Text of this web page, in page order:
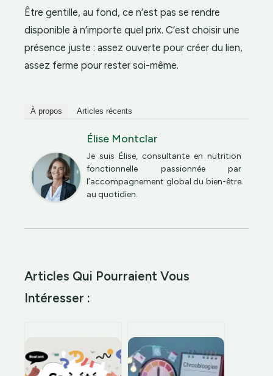
Être gentille, au fond, ce n’est pas se rendre
disponible à n’importe quel prix. C’est choisir une
présence juste : assez ouverte pour créer du lien,
assez ferme pour rester soi-même.
À propos Articles récents
Élise Montclar
Je suis Élise, consultante en nutrition
fonctionnelle passionnée par
l’accompagnement global du bien-être
au quotidien.
Articles Qui Pourraient Vous
Intéresser :